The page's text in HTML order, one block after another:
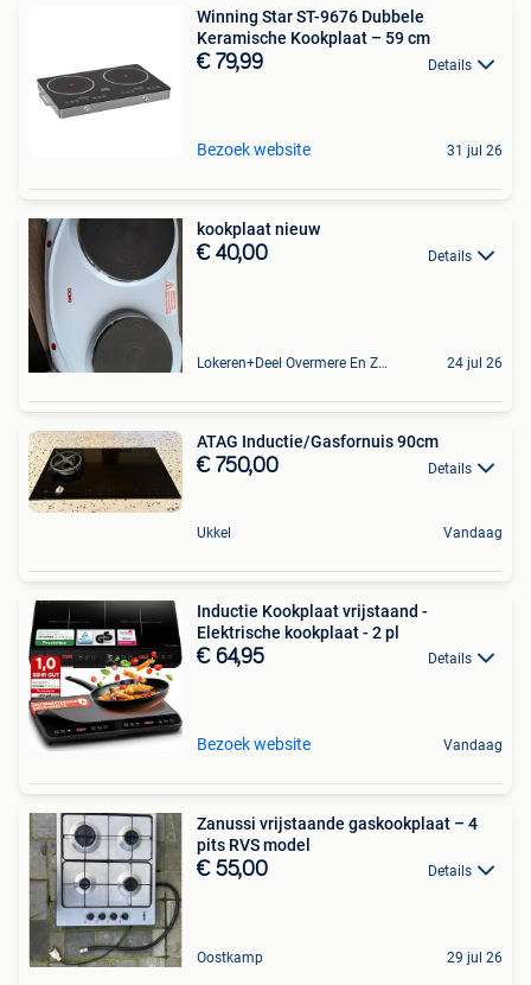
Winning Star ST-9676 Dubbele
Keramische Kookplaat – 59 cm
€ 79,99 Details
Bezoek website 31 jul 26
kookplaat nieuw
€ 40,00 Details
Lokeren+Deel Overmere En Zele 24 jul 26
ATAG Inductie/Gasfornuis 90cm
€ 750,00 Details
Ukkel Vandaag
Inductie Kookplaat vrijstaand -
Elektrische kookplaat - 2 pl
€ 64,95 Details
Bezoek website Vandaag
Zanussi vrijstaande gaskookplaat – 4
pits RVS model
€ 55,00 Details
Oostkamp 29 jul 26